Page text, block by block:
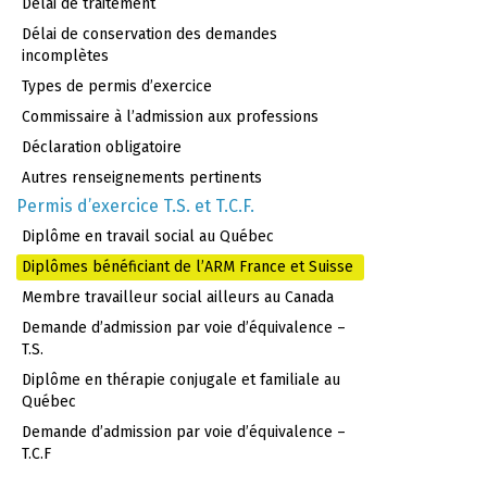
Consultez la
Liste des autorités reconnues par
le Ministère
Preuve d’exigence linguistique / Formulaire de l’OQLF
France
Votre DEASS fait office de preuve que vous avez
suivi, à temps plein, au moins 3 années
Vous n’avez rien à ajouter dans cette
boîte.
Suisse
Dans cette boîte, veuillez téléverserune preuve que
à l’exercice de la profession, conformément aux
exigences de la Charte de la langue française
(chapitre C-11);Vous trouvez dans l’onglet
Délai de traitement
Délai de conservation des demandes
incomplètes
Types de permis d’exercice
Commissaire à l’admission aux professions
Déclaration obligatoire
Autres renseignements pertinents
Permis d’exercice T.S. et T.C.F.
Diplôme en travail social au Québec
Diplômes bénéficiant de l’ARM France et Suisse
Membre travailleur social ailleurs au Canada
Demande d’admission par voie d’équivalence –
T.S.
Diplôme en thérapie conjugale et familiale au
Québec
Demande d’admission par voie d’équivalence –
T.C.F